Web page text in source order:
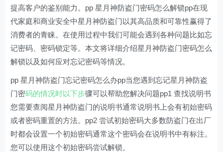
提高客户的鉴别能力。pp 星月神防盗门密码怎么解锁pp在现
代家庭和商业安全中星月神防盗门以其高品质和可靠性赢得了
消费者的青睐。在使用过程中我们可能会遇到各种问题比如忘
记密码、密码锁定等。本文将详细介绍星月神防盗门密码怎么
解锁以及如何应对忘记密码等情况。
pp 星月神防盗门忘记密码怎么办pp当您遇到忘记星月神防盗
门密码的情况时以下步骤可以帮助您解决问题pp1 查找说明书
您需要查阅星月神防盗门的说明书通常说明书上会有初始密码
或者密码重置的方法。pp2 尝试初始密码大多数防盗门在出厂
时都会设置一个初始密码通常这个密码会在说明书中有标注。
您可以使用这个初始密码尝试解锁。